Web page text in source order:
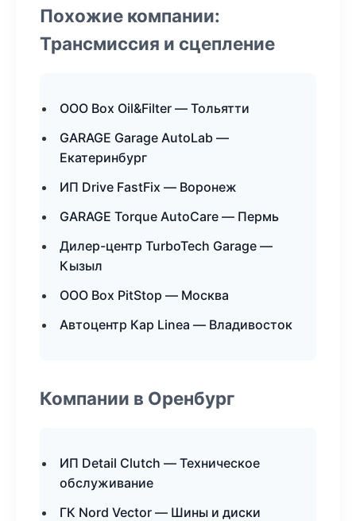
Похожие компании:
Трансмиссия и сцепление
ООО Box Oil&Filter — Тольятти
GARAGE Garage AutoLab —
Екатеринбург
ИП Drive FastFix — Воронеж
GARAGE Torque AutoCare — Пермь
Дилер-центр TurboTech Garage —
Кызыл
ООО Box PitStop — Москва
Автоцентр Кар Linea — Владивосток
Компании в Оренбург
ИП Detail Clutch — Техническое
обслуживание
ГК Nord Vector — Шины и диски